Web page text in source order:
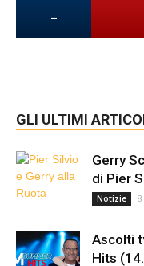
-
GLI ULTIMI
Gerry
di Pier
Notizie
Ascolti
Hits